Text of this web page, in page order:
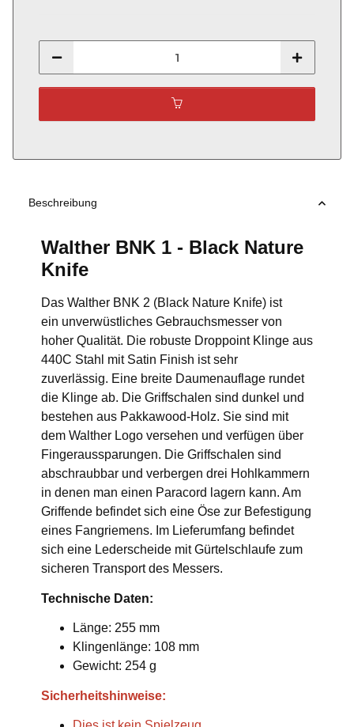
Beschreibung
Walther BNK 1 - Black Nature
Knife
Das Walther BNK 2 (Black Nature Knife) ist
ein unverwüstliches Gebrauchsmesser von
hoher Qualität. Die robuste Droppoint Klinge aus
440C Stahl mit Satin Finish ist sehr
zuverlässig. Eine breite Daumenauflage rundet
die Klinge ab. Die Griffschalen sind dunkel und
bestehen aus Pakkawood-Holz. Sie sind mit
dem Walther Logo versehen und verfügen über
Fingeraussparungen. Die Griffschalen sind
abschraubbar und verbergen drei Hohlkammern
in denen man einen Paracord lagern kann. Am
Griffende befindet sich eine Öse zur Befestigung
eines Fangriemens. Im Lieferumfang befindet
sich eine Lederscheide mit Gürtelschlaufe zum
sicheren Transport des Messers.
Technische Daten:
Länge: 255 mm
Klingenlänge: 108 mm
Gewicht: 254 g
Sicherheitshinweise: